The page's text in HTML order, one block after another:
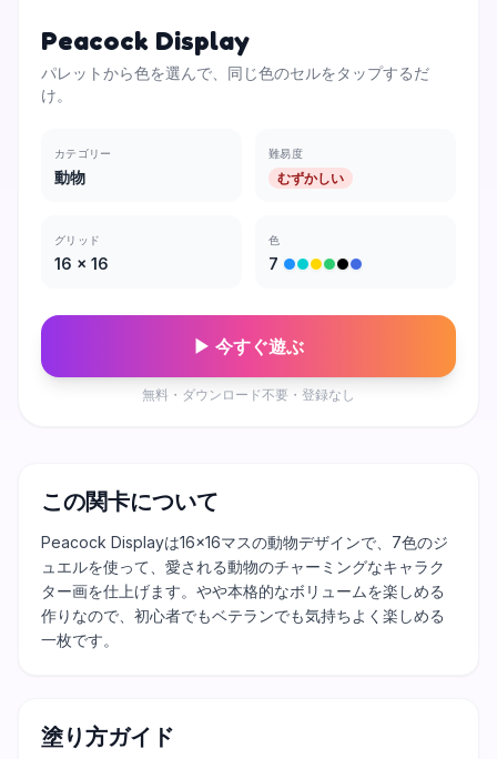
Peacock Display
パレットから色を選んで、同じ色のセルをタップするだ
け。
カテゴリー
動物
難易度
むずかしい
グリッド
16 × 16
色
7
▶ 今すぐ遊ぶ
無料・ダウンロード不要・登録なし
この関卡について
Peacock Displayは16×16マスの動物デザインで、7色のジ
ュエルを使って、愛される動物のチャーミングなキャラク
ター画を仕上げます。やや本格的なボリュームを楽しめる
作りなので、初心者でもベテランでも気持ちよく楽しめる
一枚です。
塗り方ガイド